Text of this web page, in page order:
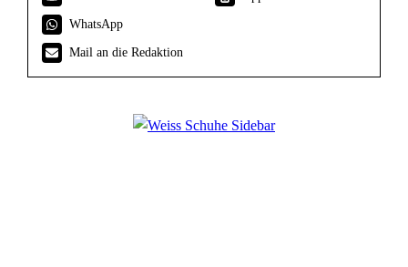
WhatsApp
Mail an die Redaktion